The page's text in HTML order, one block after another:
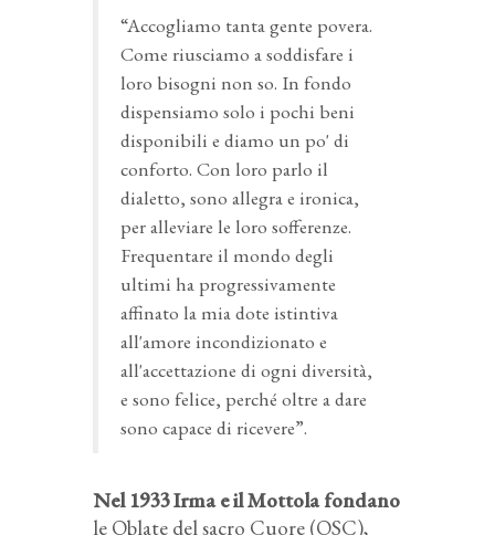
“Accogliamo tanta gente povera.
Come riusciamo a soddisfare i
loro bisogni non so. In fondo
dispensiamo solo i pochi beni
disponibili e diamo un po' di
conforto. Con loro parlo il
dialetto, sono allegra e ironica,
per alleviare le loro sofferenze.
Frequentare il mondo degli
ultimi ha progressivamente
affinato la mia dote istintiva
all'amore incondizionato e
all'accettazione di ogni diversità,
e sono felice, perché oltre a dare
sono capace di ricevere”.
Nel 1933 Irma e il Mottola fondano
le Oblate del sacro Cuore (OSC),